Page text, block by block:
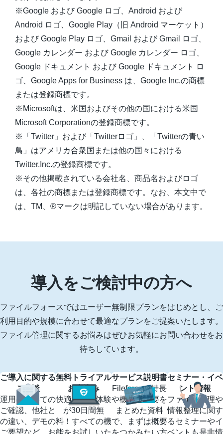
※Google および Google ロゴ、Android および
Android ロゴ、Google Play（旧 Android マーケット）
および Google Play ロゴ、Gmail および Gmail ロゴ、
Google カレンダー および Google カレンダー ロゴ、
Google ドキュメント および Google ドキュメント ロ
ゴ、Google Apps for Business は、Google Inc.の商標
または登録商標です。
※Microsoftは、米国およびその他の国における米国
Microsoft Corporationの登録商標です。
※「Twitter」および「Twitterロゴ」、「Twitterの青い
鳥」はアメリカ合衆国または他の国々における
Twitter.Inc.の登録商標です。
※その他掲載されている会社名、商品名およびロゴ
は、各社の商標または登録商標です。なお、本文中で
は、TM、®マークは明記していない場合があります。
導入をご検討中の方へ
ファイルフォースではユーザー無制限プランをはじめとし、ご
利用目的や規模に合わせて最適なプランをご提案いたします。
ファイル管理に関するお悩みはぜひお気軽にお問い合わせをお
待ちしています。
ご導入に関する
ご相談
運用についての
ご確認、他社と
の違い、デモの
ご要望など、お
無料トライアル
お申込み
快適な操作体験
が30日間無
料！すべての機
能をお試しいた
サービス説明書
Fileforceの特長
や機能の概要を
まとめた資料
で、まずは概要
をつかみたい方
セミナー・イベ
ント情報
ファイル管理や
情報整理に関す
るセミナーやイ
ベントも是非情